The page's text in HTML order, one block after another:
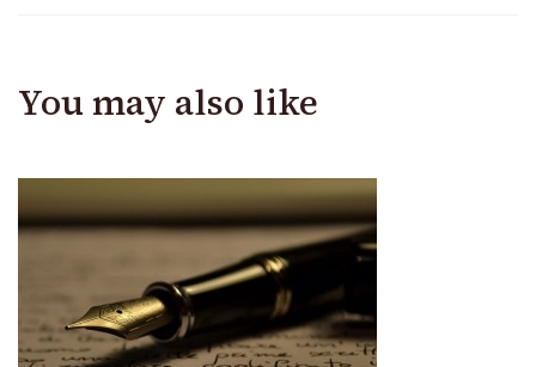
You may also like